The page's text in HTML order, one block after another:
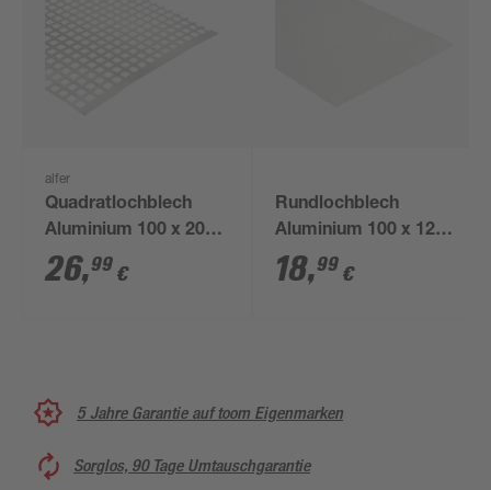
alfer
Quadratlochblech
Aluminium 100 x 20
cm
26,99 €
Rundlochblech
Aluminium 100 x 12
cm
18,99 €
5 Jahre Garantie auf toom Eigenmarken
Sorglos, 90 Tage Umtauschgarantie